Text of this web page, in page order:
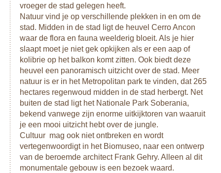
In Santa Fé verblijf je midden in het Panamese koffiegebied,
dé beste plek om te wandelen, watervallen te bezoeken,
paardrijden of tuben.
In Las Lajas kun je uitrusten op de verlaten stranden, maar
ook een bezoek brengen aan de Ngobe Bugle-
indianengemeenschap, een bijzondere ervaring.
Boquete is een bergstadje met een heerlijk koel klimaat.
Bloemen, koffie, groenten en citrusvruchten groeien hier
weelderig. Bezoek een van de koffieplantages in de
omgeving, of onderneem sportieve activiteiten zoals hiken,
klimmen en raften. Boquete is ook een goede uitvalsbasis
voor de Sendero de los Quetzales, deze beroemde 8 km
lange wandeltocht loopt van Cerro Punta naar Boquete.
Vervoer naar Cerro Punta kan geregeld worden, vervolgens
loop je dan terug naar Boquete.
vroeger de stad gelegen heeft.
Natuur vind je op verschillende plekken in en om de
stad. Midden in de stad ligt de heuvel Cerro Ancon
waar de flora en fauna weelderig bloeit. Als je hier
slaapt moet je niet gek opkijken als er een aap of
kolibrie op het balkon komt zitten. Ook biedt deze
heuvel een panoramisch uitzicht over de stad. Meer
natuur is er in het Metropolitan park te vinden, dat 265
hectares regenwoud midden in de stad herbergt. Net
buiten de stad ligt het Nationale Park Soberania,
bekend vanwege zijn enorme uitkijktoren van waaruit
je een mooi uitzicht hebt over de jungle.
Cultuur mag ook niet ontbreken en wordt
vertegenwoordigt in het Biomuseo, naar een ontwerp
van de beroemde architect Frank Gehry. Alleen al dit
monumentale gebouw is een bezoek waard.